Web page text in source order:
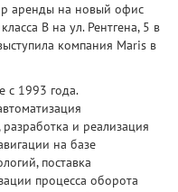
аренды на новый офис
В на ул. Рентгена, 5 в
компания Maris в
с 1993 года.
и реализация
на базе
поставка
процесса оборота